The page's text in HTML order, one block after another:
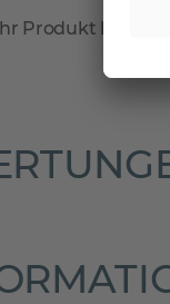
Produkt bis